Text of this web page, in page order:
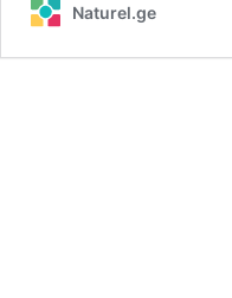
Naturel.ge